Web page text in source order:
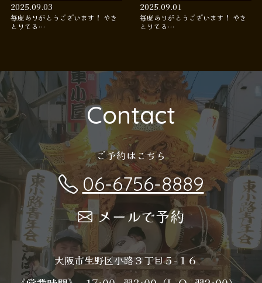
2025.09.03
毎度ありがとうございます！ やき
とりてる…
2025.09.01
毎度ありがとうございます！ やき
とりてる…
Contact
ご予約はこちら
06-6756-8889
メールで予約
大阪市生野区小路３丁目５−１６